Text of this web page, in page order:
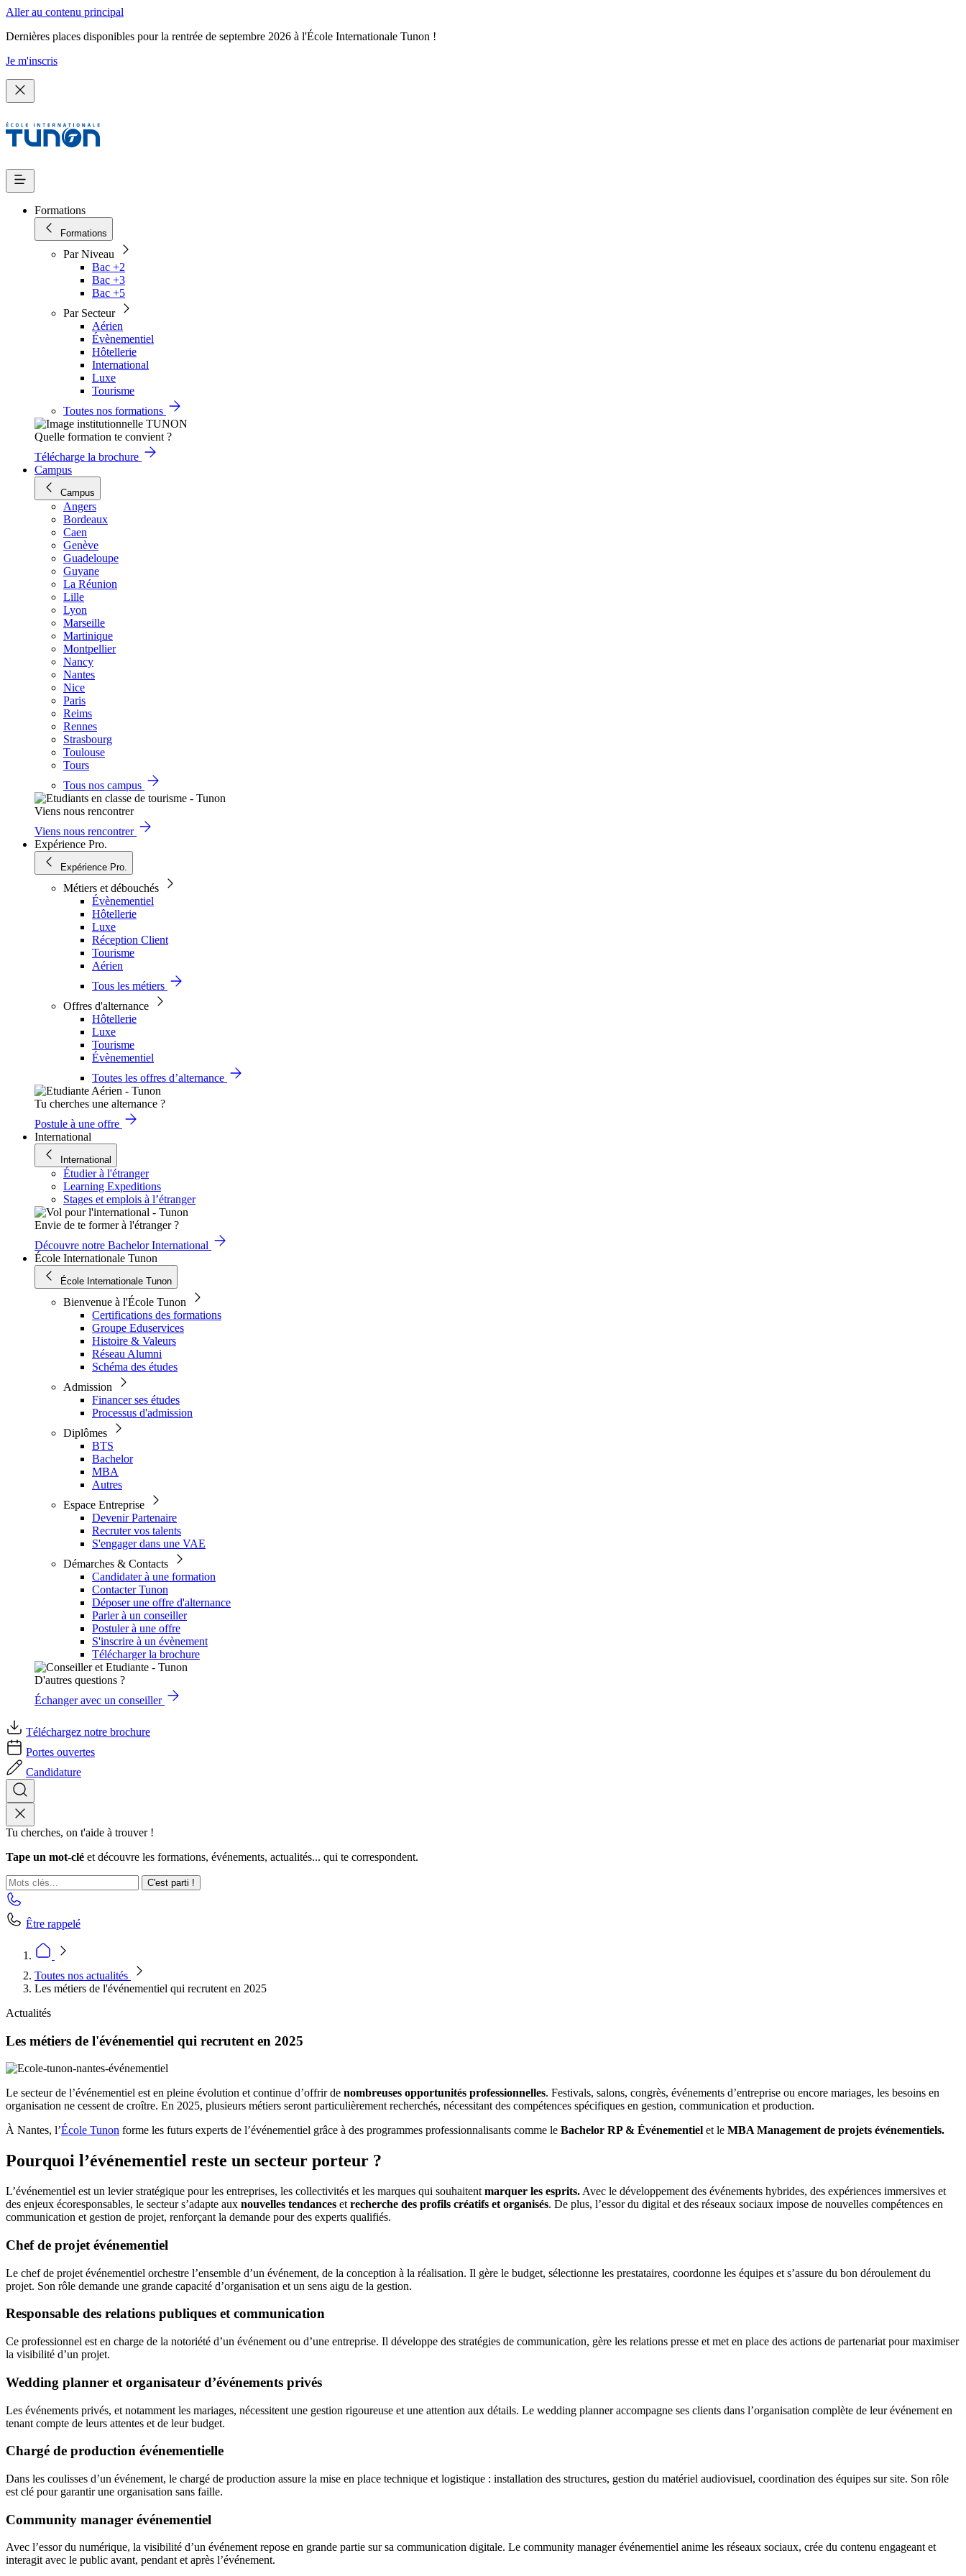
Aller au contenu principal
Dernières places disponibles pour la rentrée de septembre 2026 à l'École Internationale Tunon !
Je m'inscris
Formations
Formations
Par Niveau
Bac +2
Bac +3
Bac +5
Par Secteur
Aérien
Évènementiel
Hôtellerie
International
Luxe
Tourisme
Toutes nos formations
Quelle formation te convient ?
Télécharge la brochure
Campus
Campus
Angers
Bordeaux
Caen
Genève
Guadeloupe
Guyane
La Réunion
Lille
Lyon
Marseille
Martinique
Montpellier
Nancy
Nantes
Nice
Paris
Reims
Rennes
Strasbourg
Toulouse
Tours
Tous nos campus
Viens nous rencontrer
Viens nous rencontrer
Expérience Pro.
Expérience Pro.
Métiers et débouchés
Évènementiel
Hôtellerie
Luxe
Réception Client
Tourisme
Aérien
Tous les métiers
Offres d'alternance
Hôtellerie
Luxe
Tourisme
Évènementiel
Toutes les offres d’alternance
Tu cherches une alternance ?
Postule à une offre
International
International
Étudier à l'étranger
Learning Expeditions
Stages et emplois à l’étranger
Envie de te former à l'étranger ?
Découvre notre Bachelor International
École Internationale Tunon
École Internationale Tunon
Bienvenue à l'École Tunon
Certifications des formations
Groupe Eduservices
Histoire & Valeurs
Réseau Alumni
Schéma des études
Admission
Financer ses études
Processus d'admission
Diplômes
BTS
Bachelor
MBA
Autres
Espace Entreprise
Devenir Partenaire
Recruter vos talents
S'engager dans une VAE
Démarches & Contacts
Candidater à une formation
Contacter Tunon
Déposer une offre d'alternance
Parler à un conseiller
Postuler à une offre
S'inscrire à un évènement
Télécharger la brochure
D'autres questions ?
Échanger avec un conseiller
Téléchargez notre brochure
Portes ouvertes
Candidature
Tu cherches, on t'aide à trouver !
Tape un mot-clé et découvre les formations, événements, actualités... qui te correspondent.
C'est parti !
Être rappelé
Toutes nos actualités
Les métiers de l'événementiel qui recrutent en 2025
Actualités
Les métiers de l'événementiel qui recrutent en 2025
Le secteur de l’événementiel est en pleine évolution et continue d’offrir de nombreuses opportunités professionnelles. Festivals, salons, congrès, événements d’entreprise ou encore mariages, les besoins en
organisation ne cessent de croître. En 2025, plusieurs métiers seront particulièrement recherchés, nécessitant des compétences spécifiques en gestion, communication et production.
À Nantes, l’École Tunon forme les futurs experts de l’événementiel grâce à des programmes professionnalisants comme le Bachelor RP & Événementiel et le MBA Management de projets événementiels.
Pourquoi l’événementiel reste un secteur porteur ?
L’événementiel est un levier stratégique pour les entreprises, les collectivités et les marques qui souhaitent marquer les esprits. Avec le développement des événements hybrides, des expériences immersives et
des enjeux écoresponsables, le secteur s’adapte aux nouvelles tendances et recherche des profils créatifs et organisés. De plus, l’essor du digital et des réseaux sociaux impose de nouvelles compétences en
communication et gestion de projet, renforçant la demande pour des experts qualifiés.
Chef de projet événementiel
Le chef de projet événementiel orchestre l’ensemble d’un événement, de la conception à la réalisation. Il gère le budget, sélectionne les prestataires, coordonne les équipes et s’assure du bon déroulement du
projet. Son rôle demande une grande capacité d’organisation et un sens aigu de la gestion.
Responsable des relations publiques et communication
Ce professionnel est en charge de la notoriété d’un événement ou d’une entreprise. Il développe des stratégies de communication, gère les relations presse et met en place des actions de partenariat pour maximiser
la visibilité d’un projet.
Wedding planner et organisateur d’événements privés
Les événements privés, et notamment les mariages, nécessitent une gestion rigoureuse et une attention aux détails. Le wedding planner accompagne ses clients dans l’organisation complète de leur événement en
tenant compte de leurs attentes et de leur budget.
Chargé de production événementielle
Dans les coulisses d’un événement, le chargé de production assure la mise en place technique et logistique : installation des structures, gestion du matériel audiovisuel, coordination des équipes sur site. Son rôle
est clé pour garantir une organisation sans faille.
Community manager événementiel
Avec l’essor du numérique, la visibilité d’un événement repose en grande partie sur sa communication digitale. Le community manager événementiel anime les réseaux sociaux, crée du contenu engageant et
interagit avec le public avant, pendant et après l’événement.